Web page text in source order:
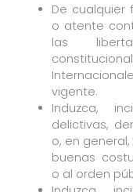
De cualquier
o atente
las
vigente.
Induzca,
delictivas,
o, en
buenas
o al orden
Nombre
Empresa
Correo